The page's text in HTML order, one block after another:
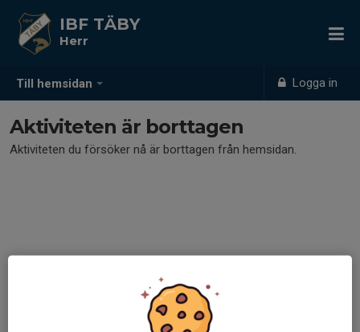
Till hemsidan Logga in
IBF TÄBY
Herr
Aktiviteten är borttagen
Aktiviteten du försöker nå är borttagen från hemsidan.